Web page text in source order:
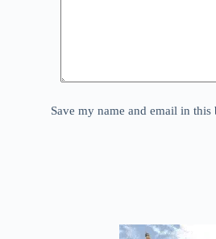
Save my name and email in